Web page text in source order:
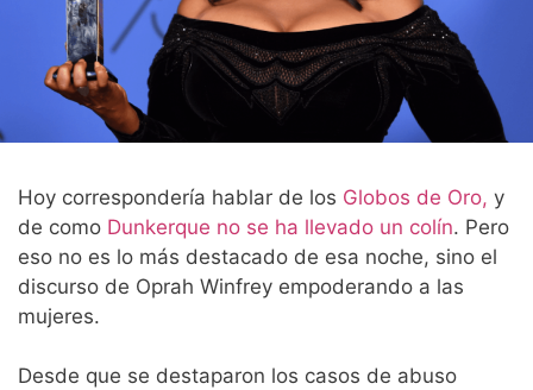
Hoy correspondería hablar de los Globos de Oro, y
de como Dunkerque no se ha llevado un colín. Pero
eso no es lo más destacado de esa noche, sino el
discurso de Oprah Winfrey empoderando a las
mujeres.
Desde que se destaparon los casos de abuso